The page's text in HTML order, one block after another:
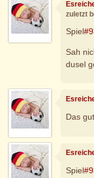
zuletzt
Spiel
Sah
dusel
Das
Spiel